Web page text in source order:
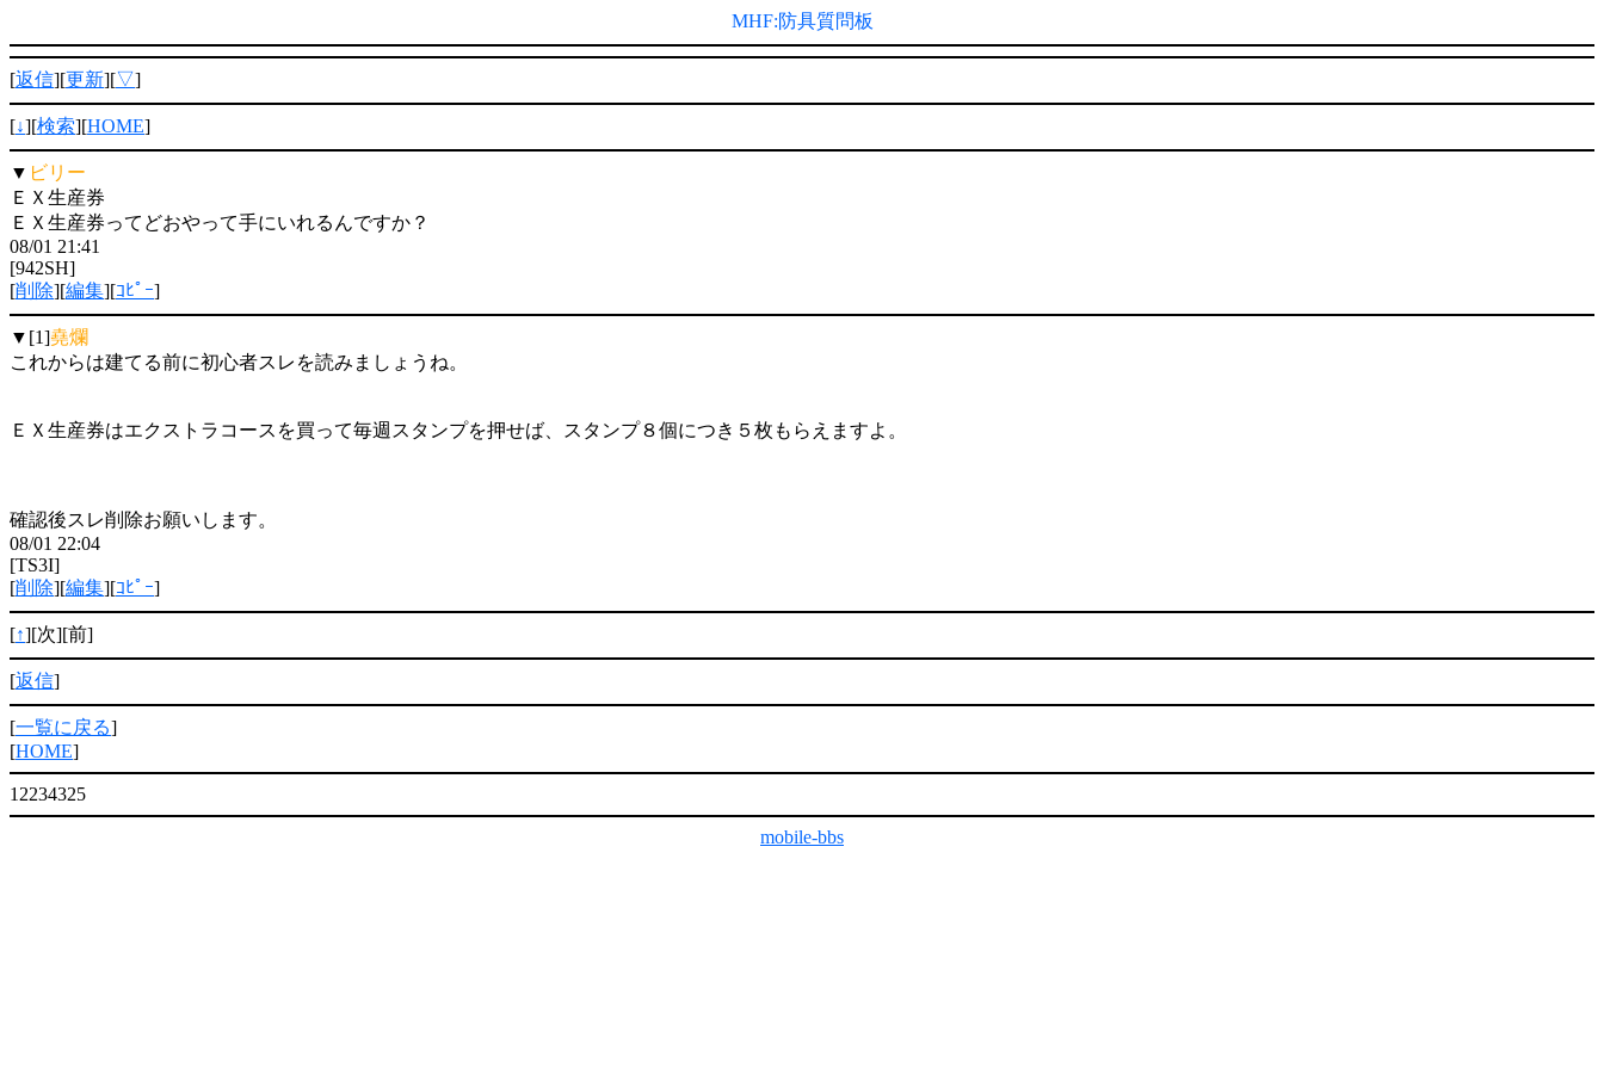
MHF:防具質問板
[返信][更新][▽]
[↓][検索][HOME]
▼ ビリー
ＥＸ生産券
ＥＸ生産券ってどおやって手にいれるんですか？
08/01 21:41
[942SH]
[削除][編集][ｺﾋﾟｰ]
▼[1]堯爛
これからは建てる前に初心者スレを読みましょうね。
ＥＸ生産券はエクストラコースを買って毎週スタンプを押せば、スタンプ８個につき５枚もらえますよ。
確認後スレ削除お願いします。
08/01 22:04
[TS3I]
[削除][編集][ｺﾋﾟｰ]
[↑][次][前]
[返信]
[一覧に戻る]
[HOME]
12234325
mobile-bbs